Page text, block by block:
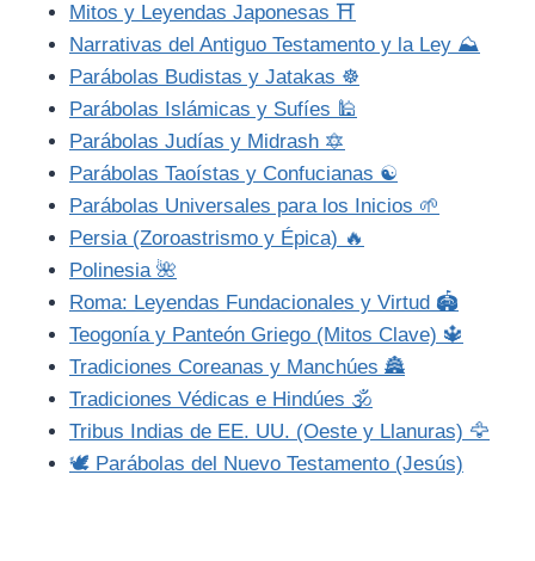
Mitos y Leyendas Japonesas ⛩️
Narrativas del Antiguo Testamento y la Ley ⛰️
Parábolas Budistas y Jatakas ☸️
Parábolas Islámicas y Sufíes 🕌
Parábolas Judías y Midrash 🔯
Parábolas Taoístas y Confucianas ☯️
Parábolas Universales para los Inicios 🌱
Persia (Zoroastrismo y Épica) 🔥
Polinesia 🌺
Roma: Leyendas Fundacionales y Virtud 🏟️
Teogonía y Panteón Griego (Mitos Clave) 🔱
Tradiciones Coreanas y Manchúes 🏯
Tradiciones Védicas e Hindúes 🕉️
Tribus Indias de EE. UU. (Oeste y Llanuras) 🦅
🕊️ Parábolas del Nuevo Testamento (Jesús)